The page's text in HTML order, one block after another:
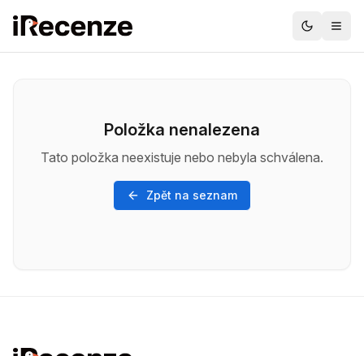
Položka nenalezena
Tato položka neexistuje nebo nebyla schválena.
Zpět na seznam